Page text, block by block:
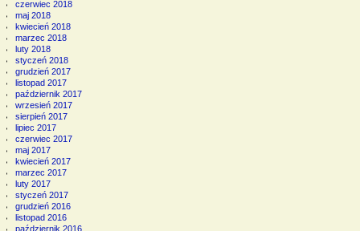
czerwiec 2018
maj 2018
kwiecień 2018
marzec 2018
luty 2018
styczeń 2018
grudzień 2017
listopad 2017
październik 2017
wrzesień 2017
sierpień 2017
lipiec 2017
czerwiec 2017
maj 2017
kwiecień 2017
marzec 2017
luty 2017
styczeń 2017
grudzień 2016
listopad 2016
październik 2016